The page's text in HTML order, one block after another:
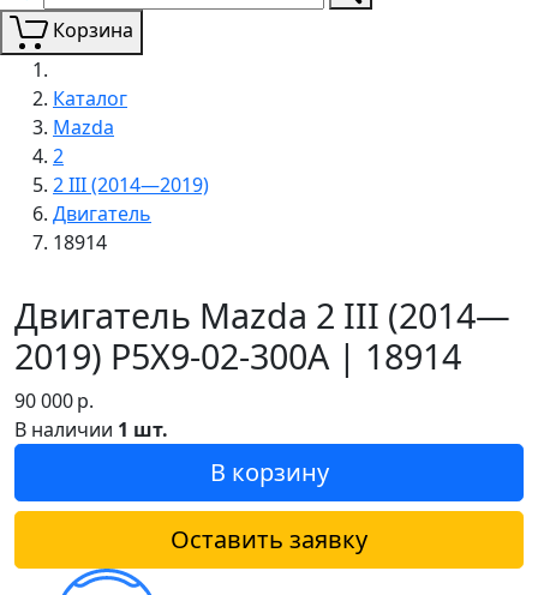
Корзина
Каталог
Mazda
2
2 III (2014—2019)
Двигатель
18914
Двигатель Mazda 2 III (2014—
2019) P5X9-02-300A | 18914
90 000р.
В наличии 1 шт.
В корзину
Оставить заявку